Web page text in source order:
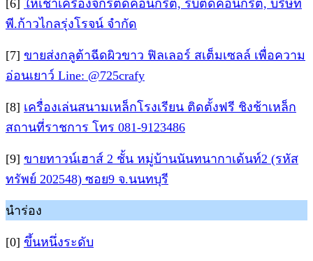
[6] ให้เช่าเครื่องจักรตัดคอนกรีต, รับตัดคอนกรีต, บริษัท
พี.ก้าวไกลรุ่งโรจน์ จำกัด
[7] ขายส่งกลูต้าฉีดผิวขาว ฟิลเลอร์ สเต็มเซลล์ เพื่อความ
อ่อนเยาว์ Line: @725crafy
[8] เครื่องเล่นสนามเหล็กโรงเรียน ติดตั้งฟรี ชิงช้าเหล็ก
สถานที่ราชการ โทร 081-9123486
[9] ขายทาวน์เฮาส์ 2 ชั้น หมู่บ้านนันทนากาเด้นท์2 (รหัส
ทรัพย์ 202548) ซอย9 จ.นนทบุรี
นำร่อง
[0] ขึ้นหนึ่งระดับ